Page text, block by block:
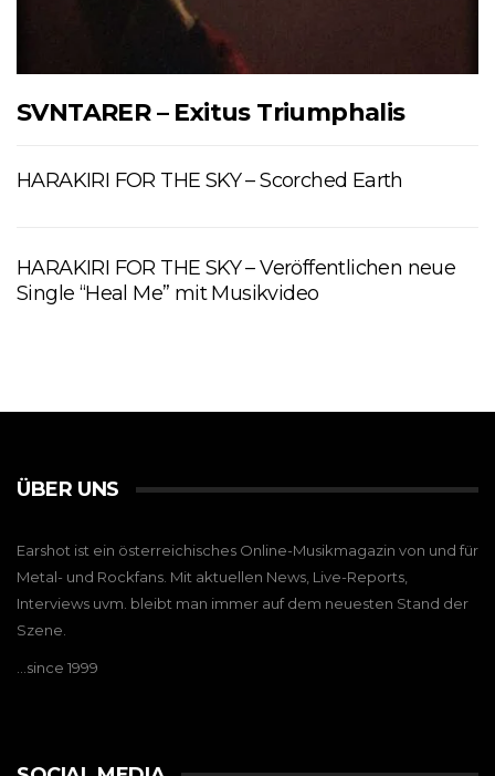
SVNTARER – Exitus Triumphalis
HARAKIRI FOR THE SKY – Scorched Earth
HARAKIRI FOR THE SKY – Veröffentlichen neue
Single “Heal Me” mit Musikvideo
ÜBER UNS
Earshot ist ein österreichisches Online-Musikmagazin von und für
Metal- und Rockfans. Mit aktuellen News, Live-Reports,
Interviews uvm. bleibt man immer auf dem neuesten Stand der
Szene.
…since 1999